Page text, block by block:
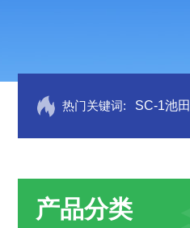
热门关键词: SC-1池
产品分类